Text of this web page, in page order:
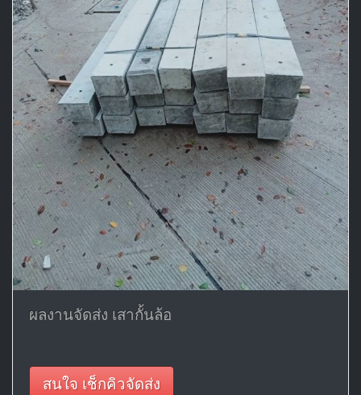
ผลงานจัดส่ง เสากั้นล้อ
สนใจ เช็กคิวจัดส่ง